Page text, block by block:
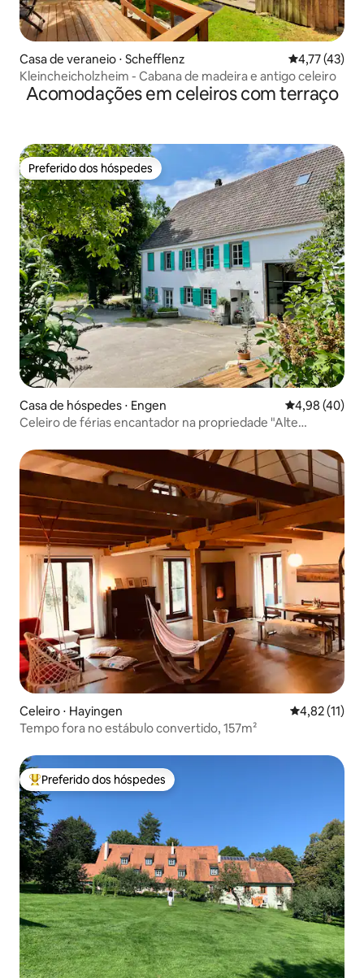
Casa de veraneio ⋅ Schefflenz 4,77 de uma
4,77 (43)
Kleincheicholzheim - Cabana de madeira e antigo celeiro
Acomodações em celeiros com terraço
Preferido dos hóspedes
Preferido dos hóspedes
Casa de hóspedes ⋅ Engen 4,98 de uma
4,98 (40)
Celeiro de férias encantador na propriedade "Alte
Celeiro ⋅ Hayingen 4,82 de uma
4,82 (11)
Tempo fora no estábulo convertido, 157m²
Entre os melhores preferidos dos hóspedes
Preferido dos hóspedes